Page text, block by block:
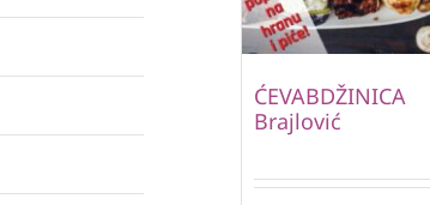
ĆEVABDŽINICA
Brajlović